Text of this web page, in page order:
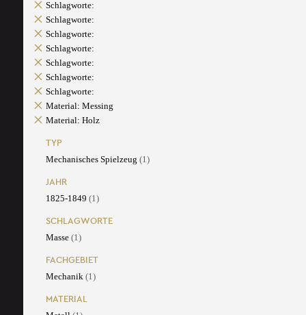
Schlagworte:
Schlagworte:
Schlagworte:
Schlagworte:
Schlagworte:
Schlagworte:
Schlagworte:
Material: Messing
Material: Holz
TYP
Mechanisches Spielzeug (1)
JAHR
1825-1849 (1)
SCHLAGWORTE
Masse (1)
FACHGEBIET
Mechanik (1)
MATERIAL